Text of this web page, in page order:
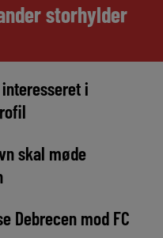
storhylder
i
skal møde
Debrecen mod FC